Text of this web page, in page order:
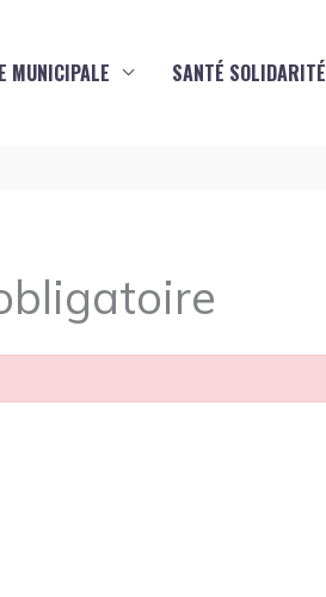
MUNICIPALE SANTÉ SOLIDARITÉ